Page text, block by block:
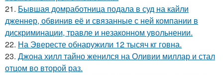
21. Бывшая домработница подала в суд на кайли
дженнер, обвинив её и связанные с ней компании в
дискриминации, травле и незаконном увольнении.
22. На Эвересте обнаружили 12 тысяч кг говна.
23. Джона хилл тайно женился на Оливии миллар и стал
отцом во второй раз.